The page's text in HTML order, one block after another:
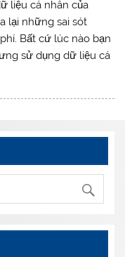
liệu cá nhân của
lại những sai sót
Bất cứ lúc nào bạn
sử dụng dữ liệu cá